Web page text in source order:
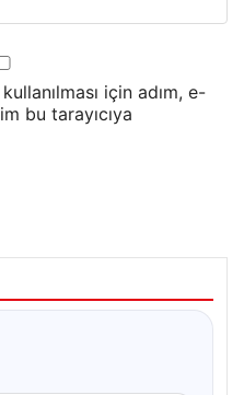
için adım, e-
bu tarayıcıya